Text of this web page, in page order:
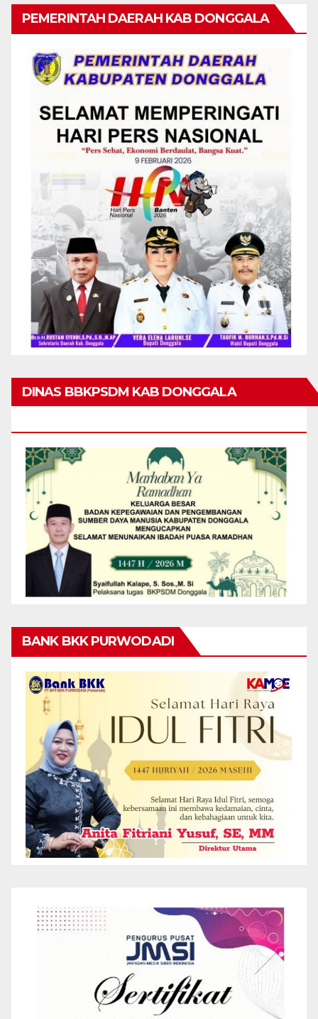
PEMERINTAH DAERAH KAB DONGGALA
DINAS BBKPSDM KAB DONGGALA
BANK BKK PURWODADI